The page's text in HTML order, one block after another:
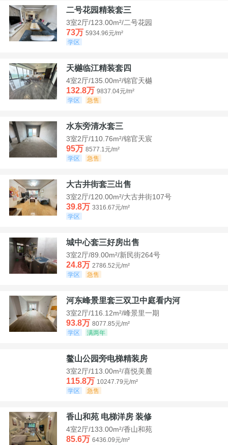
二号花园精装套三
3室2厅/123.00m²/二号花园
73万 5934.96元/m²
学区
天樾临江精装套四
4室2厅/135.00m²/锦官天樾
132.8万 9837.04元/m²
学区
急售
水东旁清水套三
3室2厅/110.76m²/锦官天宸
95万 8577.1元/m²
学区
急售
大古井街套三出售
3室2厅/120.00m²/大古井街107号
39.8万 3316.67元/m²
学区
城中心套三好房出售
3室2厅/89.00m²/新民街264号
24.8万 2786.52元/m²
学区
急售
河东峰景里套三双卫中庭看内河
3室2厅/116.12m²/峰景里一期
93.8万 8077.85元/m²
学区
满两年
鳌山公园旁电梯精装房
3室2厅/113.00m²/喜悦美麓
115.8万 10247.79元/m²
学区
急售
香山和苑 电梯洋房 装修
4室2厅/133.00m²/香山和苑
85.6万 6436.09元/m²